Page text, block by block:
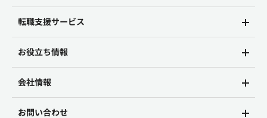
転職支援サービス
お役立ち情報
会社情報
お問い合わせ